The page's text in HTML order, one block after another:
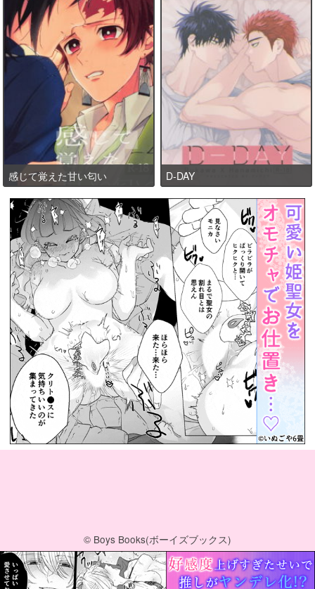
感じて覚えた甘い匂い D-DAY
© Boys Books(ボーイズブックス)